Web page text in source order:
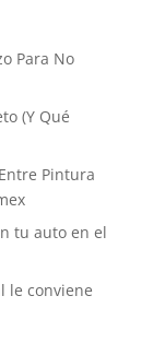
Para No
(Y Qué
Pintura
tu auto en el
le conviene